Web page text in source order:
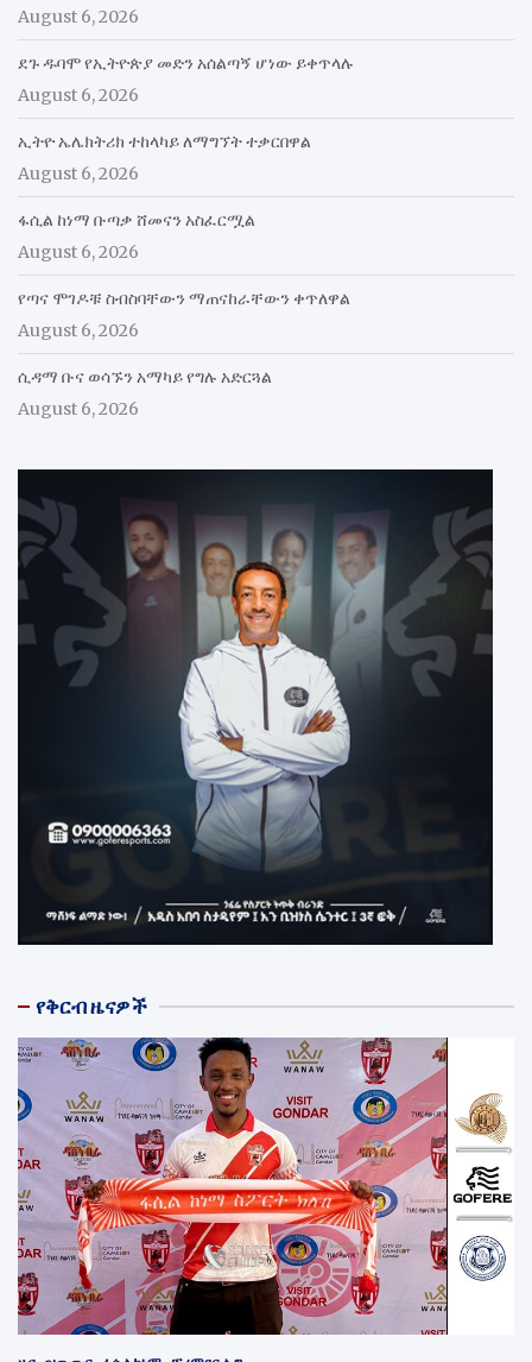
August 6, 2026
ደጉ ዱባሞ የኢትዮጵያ መድን አሰልጣኝ ሆነው ይቀጥላሉ
August 6, 2026
ኢትዮ ኤሌክትሪክ ተከላካይ ለማግኘት ተቃርበዋል
August 6, 2026
ፋሲል ከነማ ቡጣቃ ሸመናን አስፈርሟል
August 6, 2026
የጣና ሞገዶቹ ስብስባቸውን ማጠናከራቸውን ቀጥለዋል
August 6, 2026
ሲዳማ ቡና ወሳኙን አማካይ የግሉ አድርጓል
August 6, 2026
የቅርብ ዜናዎች